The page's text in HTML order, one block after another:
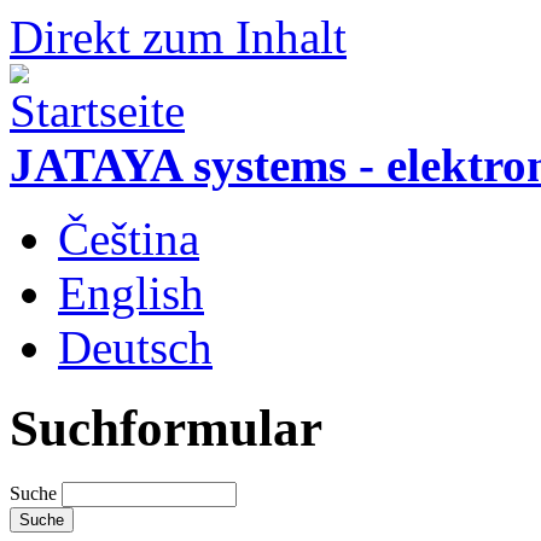
Direkt zum Inhalt
JATAYA systems -
Čeština
English
Deutsch
Suchformular
Suche